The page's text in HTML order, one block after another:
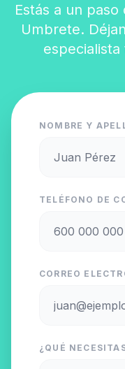
Estás a un
Umbrete.
NOMBRE Y
TELÉFONO DE
CORREO
¿QUÉ